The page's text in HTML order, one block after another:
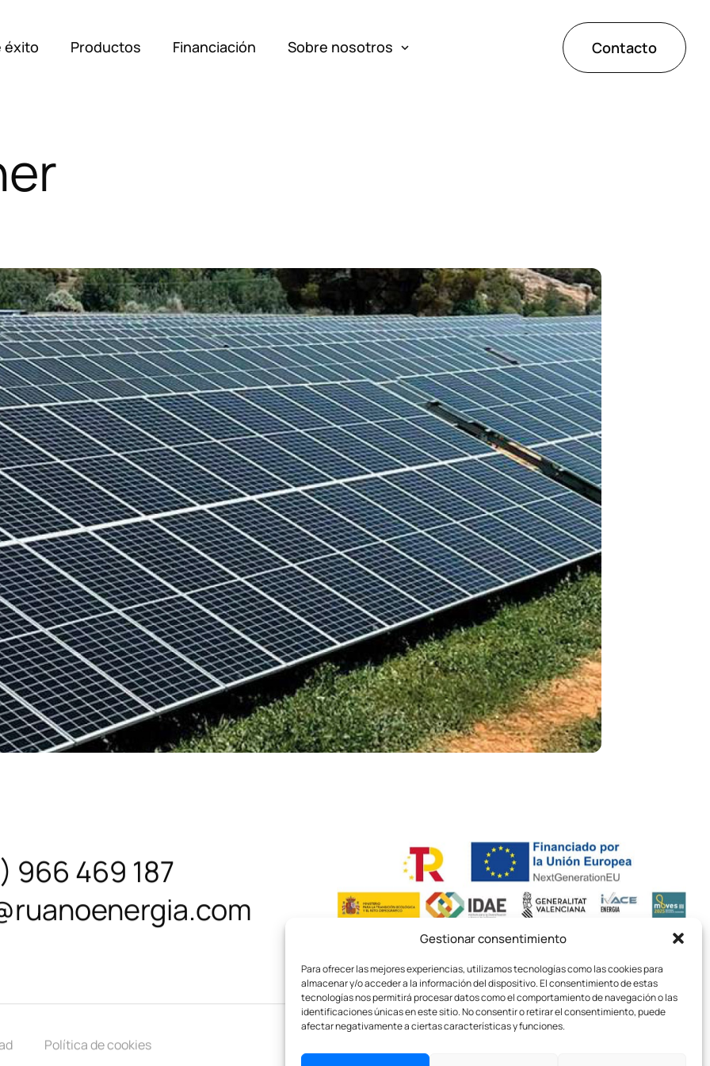
Gestionar consentimiento
Para ofrecer las mejores experiencias, utilizamos tecnologías como las cookies para
almacenar y/o acceder a la información del dispositivo. El consentimiento de estas
tecnologías nos permitirá procesar datos como el comportamiento de navegación o las
identificaciones únicas en este sitio. No consentir o retirar el consentimiento, puede
afectar negativamente a ciertas características y funciones.
éxito Productos Financiación Sobre nosotros Contacto
Productos
Financiación
Sobre nosotros
Noticias
Principios y Valores corporativos
Política de Calidad
Instalaciones y equipamiento
Contacto
podemos ayudarte?
Quierohablar por teléfono.
Quierocontactar por WhatsApp.
Tan sólodejaros un mensaje.
966 469 187
Política de cookies